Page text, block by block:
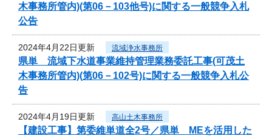
木事務所管内)(第06－103他号)に関する一般競争入札
公告
2024年4月22日更新 流域浄水事務所
県単 流域下水道事業維持管理業務委託工事(可茂土
木事務所管内)(第06－102号)に関する一般競争入札公
告
2024年4月19日更新 高山土木事務所
【建設工事】第委維単道全2号／県単 MEを活用した